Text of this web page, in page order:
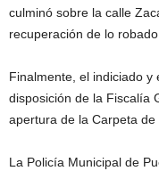
culminó sobre la calle
recuperación de lo
Finalmente, el indiciado
disposición de la Fiscalía
apertura de la Carpeta
La Policía Municipal de